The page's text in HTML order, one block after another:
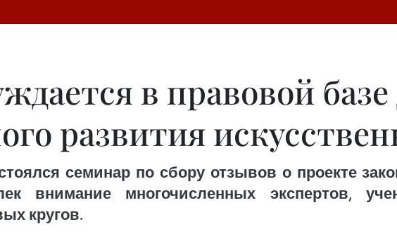
в правовой базе
развития
семинар по сбору отзывов о проекте
внимание многочисленных экспертов,
кругов.